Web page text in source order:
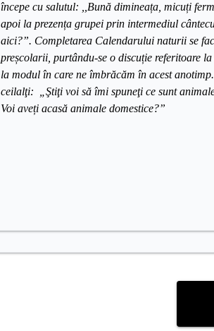
începe cu salutul: ,,Bună dimineața, micuți
apoi la prezența grupei prin intermediul
aici?”. Completarea Calendarului naturii se
preșcolarii, purtându-se o discuție referitoare
la modul în care ne îmbrăcăm în acest
ceilalţi: „Ştiţi voi să îmi spuneţi ce sunt
Voi aveți acasă animale domestice?”